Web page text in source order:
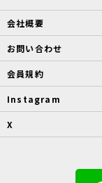
会社概要
お問い合わせ
会員規約
Instagram
X